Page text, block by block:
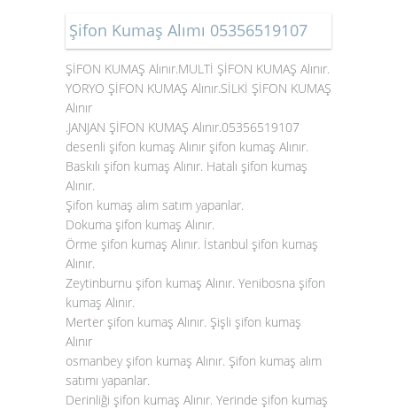
Şifon Kumaş Alımı 05356519107
ŞİFON KUMAŞ Alınır.MULTİ ŞİFON KUMAŞ Alınır.
YORYO ŞİFON KUMAŞ Alınır.SİLKİ ŞİFON KUMAŞ
Alınır
.JANJAN ŞİFON KUMAŞ Alınır.05356519107
desenli şifon kumaş Alınır şifon kumaş Alınır.
Baskılı şifon kumaş Alınır. Hatalı şifon kumaş
Alınır.
Şifon kumaş alım satım yapanlar.
Dokuma şifon kumaş Alınır.
Örme şifon kumaş Alınır. İstanbul şifon kumaş
Alınır.
Zeytinburnu şifon kumaş Alınır. Yenibosna şifon
kumaş Alınır.
Merter şifon kumaş Alınır. Şişli şifon kumaş
Alınır
osmanbey şifon kumaş Alınır. Şifon kumaş alım
satımı yapanlar.
Derinliği şifon kumaş Alınır. Yerinde şifon kumaş